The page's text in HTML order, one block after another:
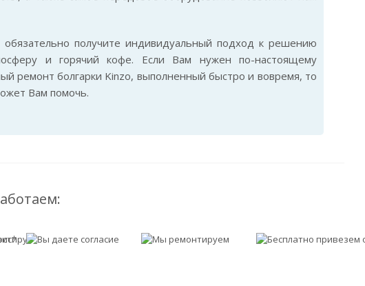
получите индивидуальный подход к решению
и горячий кофе. Если Вам нужен по-настоящему
ремонт болгарки Kinzo, выполненный быстро и вовремя, то
Вам помочь.